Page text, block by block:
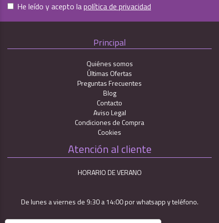
He leído y acepto lapolítica de privacidad
Principal
Quiénes somos
Últimas Ofertas
Preguntas Frecuentes
Blog
Contacto
Aviso Legal
Condiciones de Compra
Cookies
Atención al cliente
HORARIO DE VERANO
De lunes a viernes de 9:30 a 14:00 por whatsapp y teléfono.